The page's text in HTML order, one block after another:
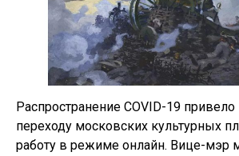
Распространение COVID-19
переходу московских культурных
работу в режиме онлайн. Вице-мэр